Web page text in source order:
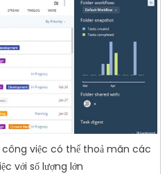
công việc có thể thoả mãn các
với số lượng lớn